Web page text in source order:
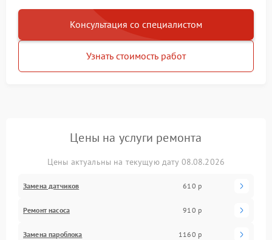
Консультация со специалистом
Узнать стоимость работ
Цены на услуги ремонта
Цены актуальны на текущую дату 08.08.2026
Замена датчиков 610 р
Ремонт насоса 910 р
Замена пароблока 1160 р